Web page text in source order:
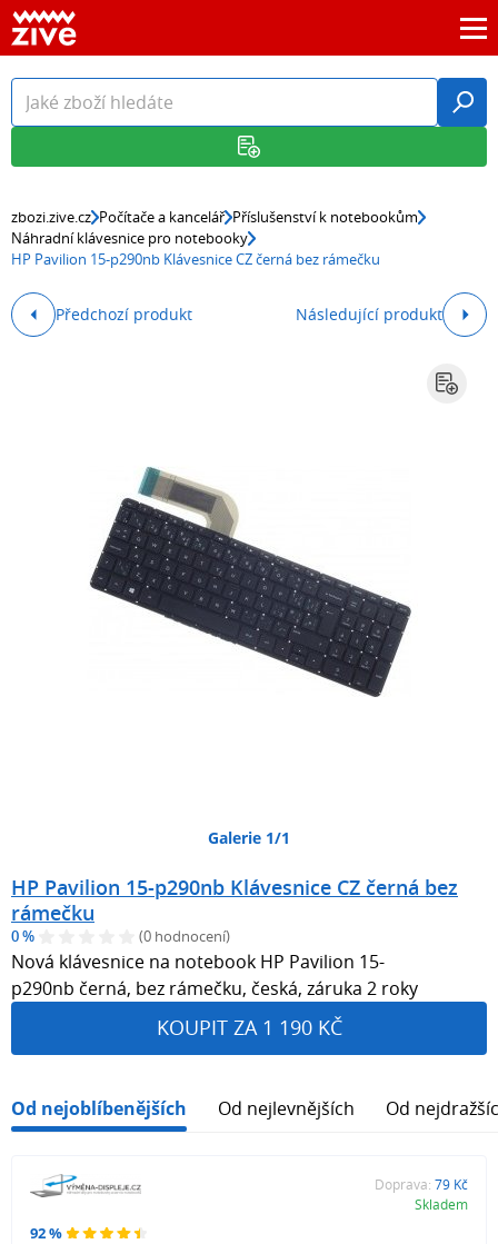
zbozi.zive.cz Počítače a kancelář Příslušenství k notebookům
Náhradní klávesnice pro notebooky
HP Pavilion 15-p290nb Klávesnice CZ černá bez rámečku
Předchozí produkt Následující produkt
Galerie 1/1
HP Pavilion 15-p290nb Klávesnice CZ černá bez
rámečku
0 % (0 hodnocení)
Nová klávesnice na notebook HP Pavilion 15-
p290nb černá, bez rámečku, česká, záruka 2 roky
KOUPIT ZA 1 190 KČ
Od nejoblíbenějších Od nejlevnějších Od
92 %
Doprava: 79 Kč
Skladem